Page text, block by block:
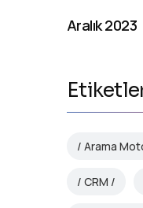
Aralık 2023
Arama
CRM